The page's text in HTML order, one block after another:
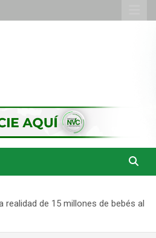
realidad de 15 millones de bebés al